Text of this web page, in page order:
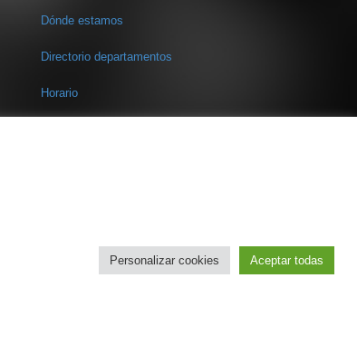
Dónde estamos
Directorio departamentos
Horario
Personalizar cookies Aceptar todas